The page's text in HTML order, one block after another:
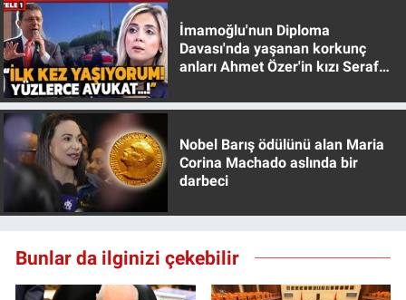
İmamoğlu'nun Diploma
Davası'nda yaşanan korkunç
anları Ahmet Özer'in kızı Seraf
Nobel Barış ödülünü alan Maria
Corina Machado aslında bir
darbeci
Bunlar da ilginizi çekebilir